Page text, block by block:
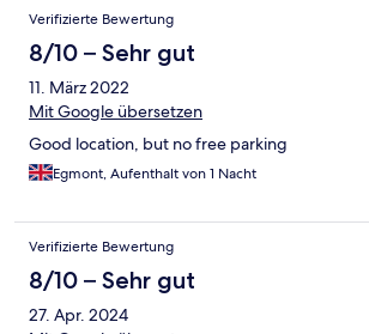
Verifizierte Bewertung
8/10 – Sehr gut
11. März 2022
Mit Google übersetzen
Good location, but no free parking
Egmont, Aufenthalt von 1 Nacht
Verifizierte Bewertung
8/10 – Sehr gut
27. Apr. 2024